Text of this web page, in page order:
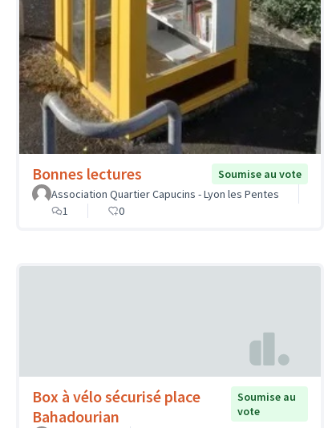
Bonnes lectures
Soumise au vote
Association Quartier Capucins - Lyon les Pentes
1
0
Box à vélo sécurisé place
Bahadourian
Soumise au
vote